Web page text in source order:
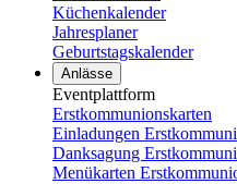
Küchenkalender
Jahresplaner
Geburtstagskalender
Anlässe
Eventplattform
Erstkommunionskarten
Einladungen
Danksagung
Menükarten